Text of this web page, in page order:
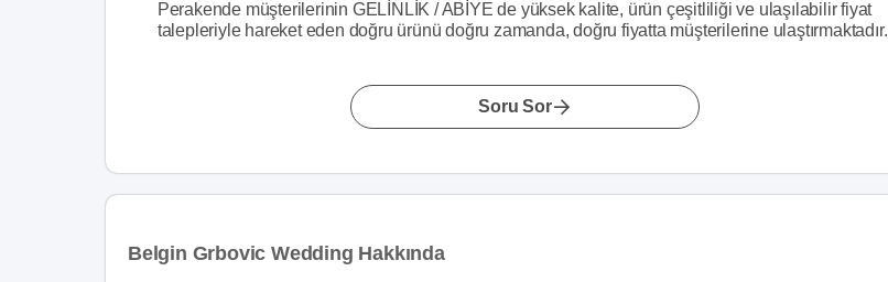
Perakende müşterilerinin GELİNLİK / ABİYE de yüksek kalite, ürün çeşitliliği ve ulaşılabilir fiyat
talepleriyle hareket eden doğru ürünü doğru zamanda, doğru fiyatta müşterilerine ulaştırmaktadır.
Soru Sor
Belgin Grbovic Wedding Hakkında